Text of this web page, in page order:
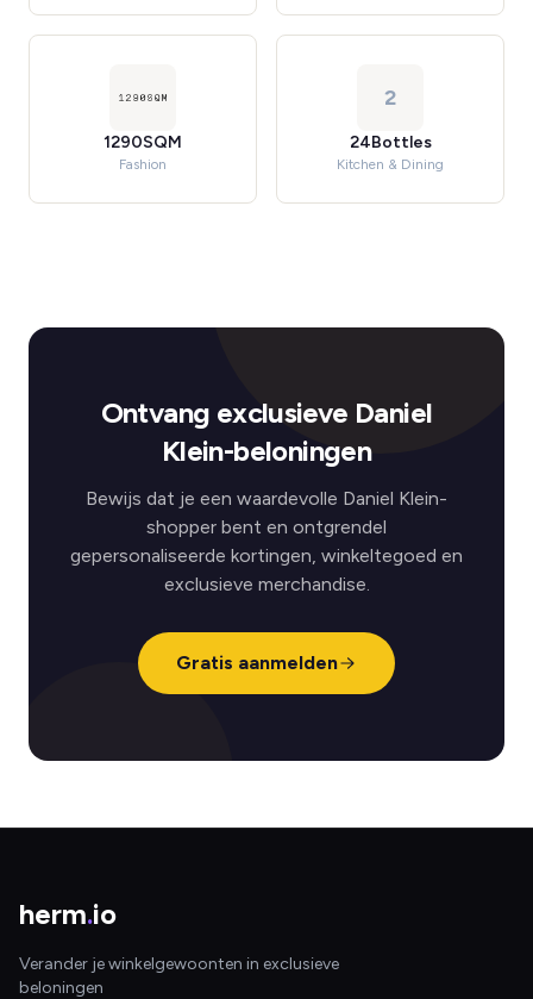
1290SQM
Fashion
2
24Bottles
Kitchen & Dining
Ontvang exclusieve Daniel
Klein-beloningen
Bewijs dat je een waardevolle Daniel Klein-
shopper bent en ontgrendel
gepersonaliseerde kortingen, winkeltegoed en
exclusieve merchandise.
Gratis aanmelden
herm.io
Verander je winkelgewoonten in exclusieve
beloningen